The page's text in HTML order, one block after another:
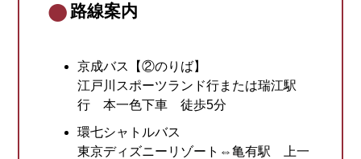
路線案内
京成バス【②のりば】
江戸川スポーツランド行または瑞江駅
行 本一色下車 徒歩5分
環七シャトルバス
東京ディズニーリゾート⇔亀有駅 上一